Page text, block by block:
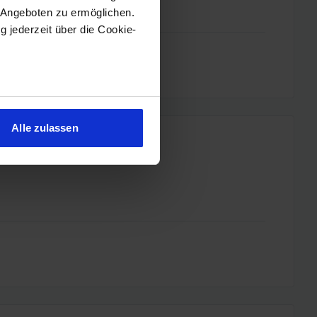
zu ermöglichen.
jederzeit über die Cookie-
können
Präferenzen im
Verwendung unserer
Rahmen Ihrer Nutzung
Alle zulassen